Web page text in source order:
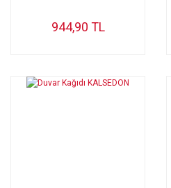
944,90 TL